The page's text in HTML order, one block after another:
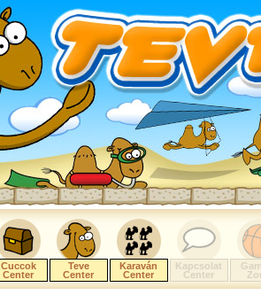
Cuccok
Center
Teve
Center
Karaván
Center
Kapcsolat
Center